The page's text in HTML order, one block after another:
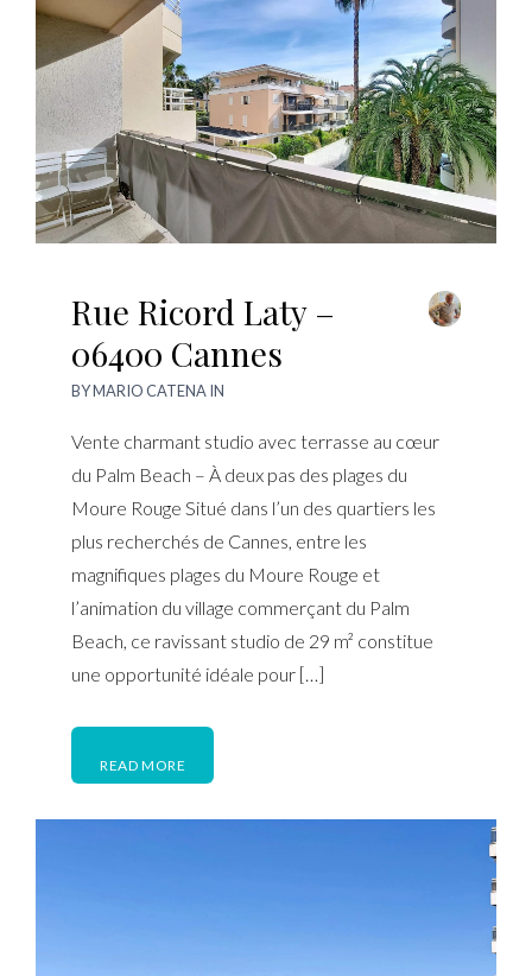
Rue Ricord Laty –
06400 Cannes
BYMARIO CATENAIN
Vente charmant studio avec terrasse au cœur
du Palm Beach – À deux pas des plages du
Moure Rouge Situé dans l’un des quartiers les
plus recherchés de Cannes, entre les
magnifiques plages du Moure Rouge et
l’animation du village commerçant du Palm
Beach, ce ravissant studio de 29 m² constitue
une opportunité idéale pour […]
READ MORE